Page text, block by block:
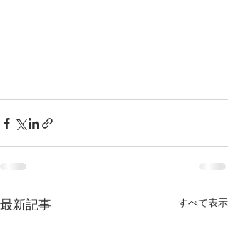
最新記事 すべて表示